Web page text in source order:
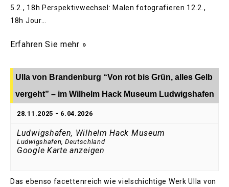
5.2., 18h Perspektivwechsel: Malen fotografieren 12.2.,
18h Jour…
Erfahren Sie mehr »
Ulla von Brandenburg “Von rot bis Grün, alles Gelb
vergeht” – im Wilhelm Hack Museum Ludwigshafen
28.11.2025 - 6.04.2026
Ludwigshafen, Wilhelm Hack Museum
Ludwigshafen, Deutschland
Google Karte anzeigen
Das ebenso facettenreich wie vielschichtige Werk Ulla von